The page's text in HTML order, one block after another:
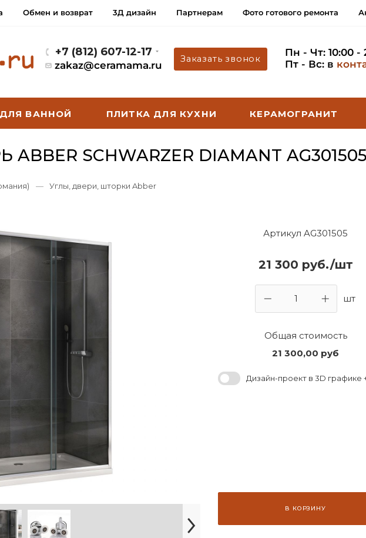
Обмен и возврат 3Д дизайн Партнерам Фото готового ремонта
+7 (812) 607-12-17
zakaz@ceramama.ru
Заказать звонок
Пн - Чт: 10:00 -
Пт - Вс: в
ВАННОЙ ПЛИТКА ДЛЯ КУХНИ КЕРАМОГРАНИТ
SCHWARZER DIAMANT AG301505
— Углы, двери, шторки Abber
Артикул AG301505
21 300 руб./шт
шт
Общая стоимость
21 300,00 руб
Дизайн-проект в 3D графике
В КОРЗИНУ